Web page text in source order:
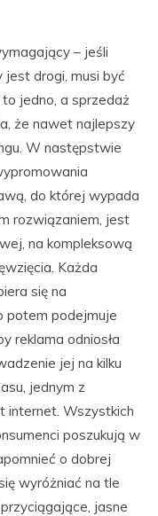
– jeśli
drogi, musi być
jedno, a sprzedaż
że nawet najlepszy
W następstwie
do której wypada
rozwiązaniem, jest
na kompleksową
Każda
się na
potem podejmuje
reklama odniosła
jej na kilku
jednym z
internet. Wszystkich
poszukują w
o dobrej
wyróżniać na tle
jasne